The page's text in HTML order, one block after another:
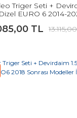
Triger Seti +
EURO 6 2014-
TL